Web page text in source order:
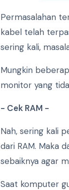
Permasalahan
kabel telah
sering kali,
Mungkin
monitor yang
- Cek RAM -
Nah, sering kali
dari RAM. Maka
sebaiknya agar
Saat komputer